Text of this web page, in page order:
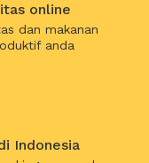
online
dan makanan
anda
Indonesia